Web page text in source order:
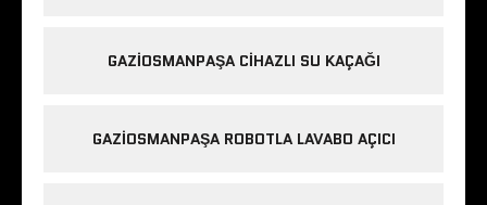
GAZIOSMANPAŞA CIHAZLI SU KAÇAĞI
GAZIOSMANPAŞA ROBOTLA LAVABO AÇICI